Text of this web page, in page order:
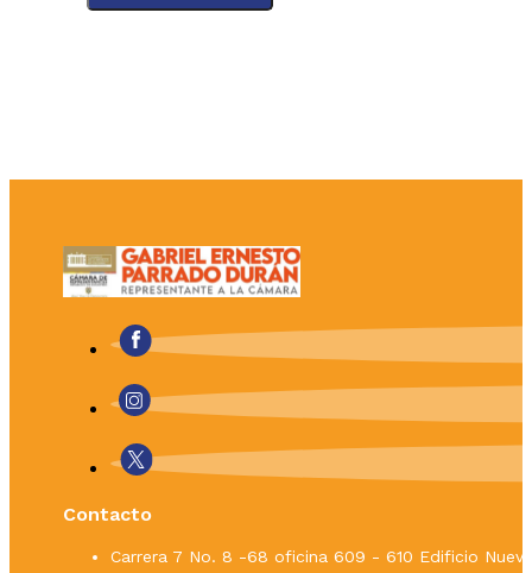
Contacto
Carrera 7 No. 8 -68 oficina 609 - 610 Edificio